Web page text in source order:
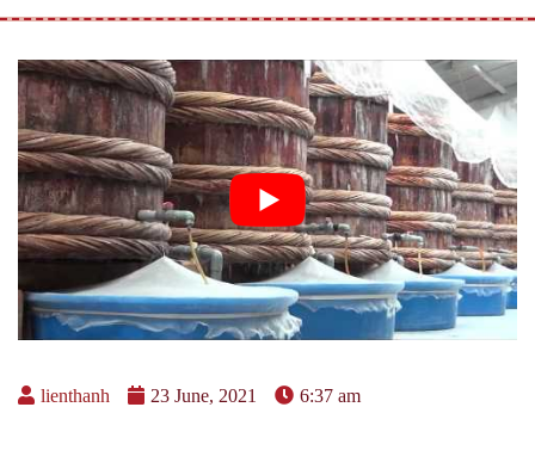
lienthanh 23 June, 2021 6:37 am